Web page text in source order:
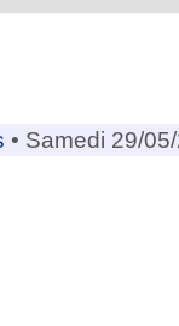
• Samedi 29/